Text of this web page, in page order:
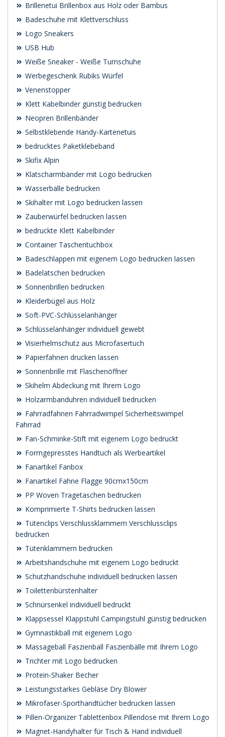
Brillenetui Brillenbox aus Holz oder Bambus
Badeschuhe mit Klettverschluss
Logo Sneakers
USB Hub
Weiße Sneaker - Weiße Turnschuhe
Werbegeschenk Rubiks Würfel
Venenstopper
Klett Kabelbinder günstig bedrucken
Neopren Brillenbänder
Selbstklebende Handy-Kartenetuis
bedrucktes Paketklebeband
Skifix Alpin
Klatscharmbänder mit Logo bedrucken
Wasserbälle bedrucken
Skihalter mit Logo bedrucken lassen
Zauberwürfel bedrucken lassen
bedruckte Klett Kabelbinder
Container Taschentuchbox
Badeschlappen mit eigenem Logo bedrucken lassen
Badelatschen bedrucken
Sonnenbrillen bedrucken
Kleiderbügel aus Holz
Soft-PVC-Schlüsselanhänger
Schlüsselanhänger individuell gewebt
Visierhelmschutz aus Microfasertuch
Papierfahnen drucken lassen
Sonnenbrille mit Flaschenöffner
Skihelm Abdeckung mit Ihrem Logo
Holzarmbanduhren individuell bedrucken
Fahrradfahnen Fahrradwimpel Sicherheitswimpel
Fahrrad
Fan-Schminke-Stift mit eigenem Logo bedruckt
Formgepresstes Handtuch als Werbeartikel
Fanartikel Fanbox
Fanartikel Fahne Flagge 90cmx150cm
PP Woven Tragetaschen bedrucken
Komprimierte T-Shirts bedrucken lassen
Tütenclips Verschlussklammern Verschlussclips
bedrucken
Tütenklammern bedrucken
Arbeitshandschuhe mit eigenem Logo bedruckt
Schutzhandschuhe individuell bedrucken lassen
Toilettenbürstenhalter
Schnürsenkel individuell bedruckt
Klappsessel Klappstuhl Campingstuhl günstig bedrucken
Gymnastikball mit eigenem Logo
Massageball Faszienball Faszienbälle mit Ihrem Logo
Trichter mit Logo bedrucken
Protein-Shaker Becher
Leistungsstarkes Gebläse Dry Blower
Mikrofaser-Sporthandtücher bedrucken lassen
Pillen-Organizer Tablettenbox Pillendose mit Ihrem Logo
Magnet-Handyhalter für Tisch & Hand individuell